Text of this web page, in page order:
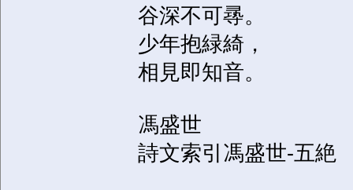
谷深不可㝷。
少年抱緑綺，
相見即知音。
馮盛世
詩文索引馮盛世-五絶